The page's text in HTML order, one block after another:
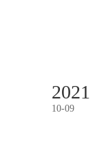
2021
10-09